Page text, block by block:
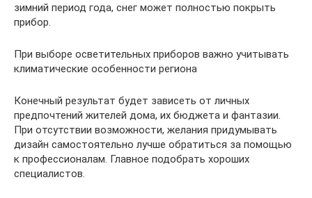
зимний период года, снег может полностью покрыть
прибор.
При выборе осветительных приборов важно учитывать
климатические особенности региона
Конечный результат будет зависеть от личных
предпочтений жителей дома, их бюджета и фантазии.
При отсутствии возможности, желания придумывать
дизайн самостоятельно лучше обратиться за помощью
к профессионалам. Главное подобрать хороших
специалистов.